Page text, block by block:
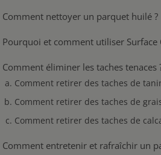
Comment nettoyer un parquet huilé ?
Pourquoi et comment utiliser
Comment éliminer les taches tenaces
Comment retirer des taches de
Comment retirer des taches de
Comment retirer des taches de
Comment entretenir et rafraîchir un